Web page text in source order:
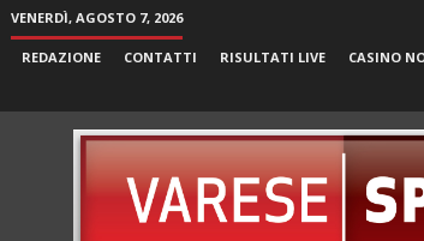
VENERDÌ, AGOSTO 7, 2026
REDAZIONE CONTATTI RISULTATI LIVE CASINO